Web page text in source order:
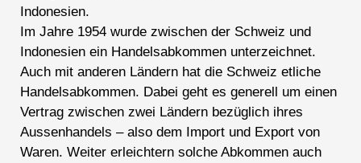
Indonesien.
Im Jahre 1954 wurde zwischen der Schweiz und
Indonesien ein Handelsabkommen unterzeichnet.
Auch mit anderen Ländern hat die Schweiz etliche
Handelsabkommen. Dabei geht es generell um einen
Vertrag zwischen zwei Ländern bezüglich ihres
Aussenhandels – also dem Import und Export von
Waren. Weiter erleichtern solche Abkommen auch